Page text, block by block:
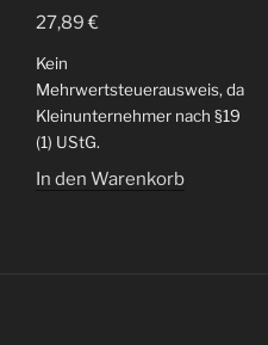
27,89€
Kein
Mehrwertsteuerausweis, da
Kleinunternehmer nach §19
(1) UStG.
In den Warenkorb